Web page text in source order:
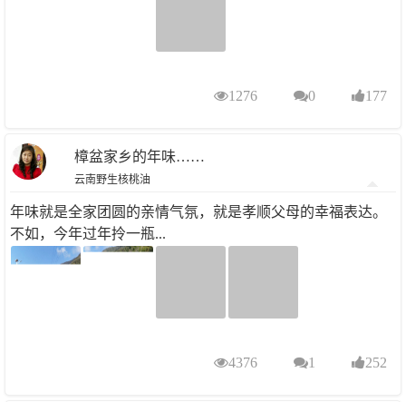
177
0
1276
樟盆家乡的年味……
云南野生核桃油
年味就是全家团圆的亲情气氛，就是孝顺父母的幸福表达。
不如，今年过年拎一瓶...
252
1
4376